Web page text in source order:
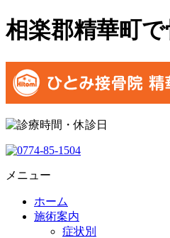
相楽郡精華町
メニュー
ホーム
施術案内
症状別